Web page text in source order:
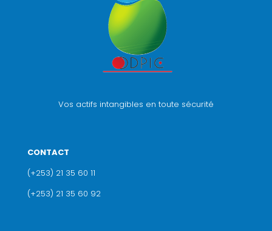
Vos actifs intangibles en toute sécurité
CONTACT
(+253) 21 35 60 11
(+253) 21 35 60 92